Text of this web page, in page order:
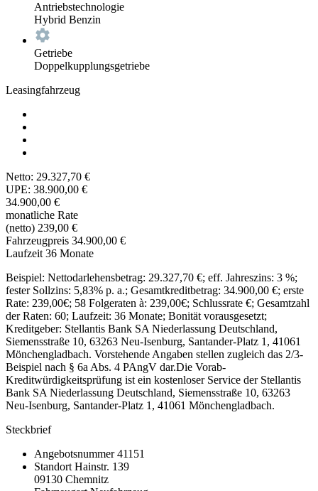
Antriebstechnologie
Hybrid Benzin
Getriebe
Doppelkupplungsgetriebe
Leasingfahrzeug
Netto: 29.327,70 €
UPE: 38.900,00 €
34.900,00 €
monatliche Rate
(netto) 239,00 €
Fahrzeugpreis 34.900,00 €
Laufzeit 36 Monate
Beispiel: Nettodarlehensbetrag: 29.327,70 €; eff. Jahreszins: 3 %;
fester Sollzins: 5,83% p. a.; Gesamtkreditbetrag: 34.900,00 €; erste
Rate: 239,00€; 58 Folgeraten à: 239,00€; Schlussrate €; Gesamtzahl
der Raten: 60; Laufzeit: 36 Monate; Bonität vorausgesetzt;
Kreditgeber: Stellantis Bank SA Niederlassung Deutschland,
Siemensstraße 10, 63263 Neu-Isenburg, Santander-Platz 1, 41061
Mönchengladbach. Vorstehende Angaben stellen zugleich das 2/3-
Beispiel nach § 6a Abs. 4 PAngV dar.Die Vorab-
Kreditwürdigkeitsprüfung ist ein kostenloser Service der Stellantis
Bank SA Niederlassung Deutschland, Siemensstraße 10, 63263
Neu-Isenburg, Santander-Platz 1, 41061 Mönchengladbach.
Steckbrief
Angebotsnummer41151
Standort Hainstr. 139
09130 Chemnitz